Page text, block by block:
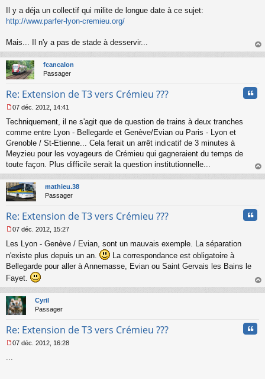
e
s
g
n
o
l
u
Il y a déja un collectif qui milite de longue date à ce sujet:
http://www.parfer-lyon-cremieu.org/
Mais... Il n'y a pas de stade à desservir...
au
fcancalon
Passager
Re: Extension de T3 vers Crémieu ???
e
s
s
g
e
n
o
n
l
07 déc. 2012, 14:41
Techniquement, il ne s'agit que de question de trains à deux tranches
comme entre Lyon - Bellegarde et Genève/Evian ou Paris - Lyon et
Grenoble / St-Etienne... Cela ferait un arrêt indicatif de 3 minutes à
Meyzieu pour les voyageurs de Crémieu qui gagneraient du temps de
toute façon. Plus difficile serait la question institutionnelle...
au
mathieu.38
Passager
Re: Extension de T3 vers Crémieu ???
e
s
s
a
g
e
n
o
n
u
07 déc. 2012, 15:27
Les Lyon - Genève / Evian, sont un mauvais exemple. La séparation
n'existe plus depuis un an.
La correspondance est obligatoire à
Bellegarde pour aller à Annemasse, Evian ou Saint Gervais les Bains le
Fayet.
au
Cyril
Passager
Re: Extension de T3 vers Crémieu ???
07 déc. 2012, 16:28
...